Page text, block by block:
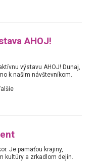
AHOJ!
výstavu AHOJ! Dunaj,
k našim návštevníkom.
Je pamäťou krajiny,
kultúry a zrkadlom dejín.